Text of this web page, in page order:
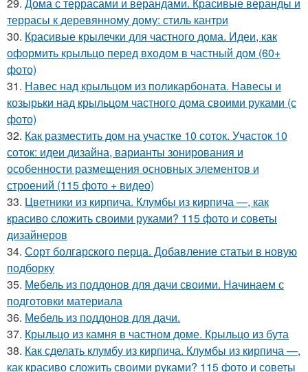
29. Дома с террасами и верандами. Красивые веранды и
террасы к деревянному дому: стиль кантри
30. Красивые крылечки для частного дома. Идеи, как
оформить крыльцо перед входом в частный дом (60+
фото)
31. Навес над крыльцом из поликарбоната. Навесы и
козырьки над крыльцом частного дома своими руками (с
фото)
32. Как разместить дом на участке 10 соток. Участок 10
соток: идеи дизайна, варианты зонирования и
особенности размещения основных элементов и
строений (115 фото + видео)
33. Цветники из кирпича. Клумбы из кирпича —, как
красиво сложить своими руками? 115 фото и советы
дизайнеров
34. Сорт болгарского перца. Добавление статьи в новую
подборку
35. Мебель из поддонов для дачи своими. Начинаем с
подготовки материала
36. Мебель из поддонов для дачи.
37. Крыльцо из камня в частном доме. Крыльцо из бута
38. Как сделать клумбу из кирпича. Клумбы из кирпича —,
как красиво сложить своими руками? 115 фото и советы